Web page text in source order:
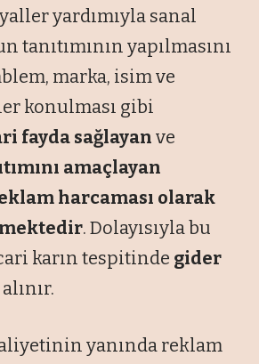
yardımıyla sanal
tanıtımının yapılmasını
marka, isim ve
konulması gibi
fayda sağlayan ve
amaçlayan
harcaması olarak
. Dolayısıyla bu
karın tespitinde gider
yanında reklam